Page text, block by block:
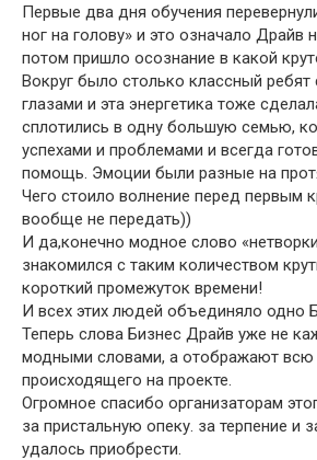
Первые два дня обучения
ног на голову» и это означало Драйв
потом пришло осознание в какой
Вокруг было столько классный
глазами и эта энергетика тоже
сплотились в одну большую семью,
успехами и проблемами и всегда
помощь. Эмоции были разные на
Чего стоило волнение перед первым
вообще не передать))
И да,конечно модное слово
знакомился с таким количеством
короткий промежуток времени!
И всех этих людей объединяло одно
Теперь слова Бизнес Драйв уже не
модными словами, а отображают всю
происходящего на проекте.
Огромное спасибо организаторам
за пристальную опеку. за терпение и
удалось приобрести.